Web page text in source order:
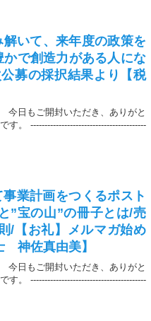
いて、来年度の政策を
で創造力がある人にな
募の採択結果より【税
今日もご開封いただき、ありがと
。 -----------------------------------------
業計画をつくるポスト
”宝の山”の冊子とは/売
/【お礼】メルマガ始め
神佐真由美】
今日もご開封いただき、ありがと
。 -----------------------------------------